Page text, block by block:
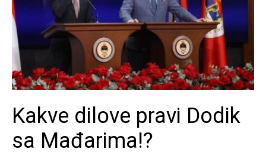
Kakve dilove pravi Dodik
sa Mađarima!?